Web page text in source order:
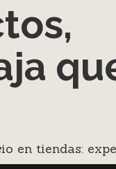
en tiendas: